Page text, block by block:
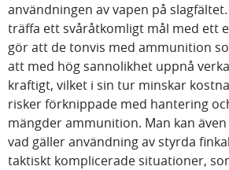
användningen av vapen på
träffa ett svåråtkomligt mål med ett
gör att de tonvis med ammunition
att med hög sannolikhet uppnå
kraftigt, vilket i sin tur minskar
risker förknippade med hantering
mängder ammunition. Man kan
vad gäller användning av styrda
taktiskt komplicerade situationer,